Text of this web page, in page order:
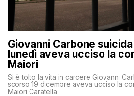
Giovanni Carbone
lunedì aveva ucciso la
Maiori
Si è tolto la vita in carcere Giovanni
scorso 19 dicembre aveva ucciso la
Maiori Caratella